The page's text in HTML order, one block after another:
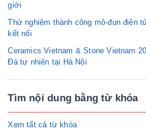
giới
Thử nghiệm thành công mô-đun điện
kết nối
Ceramics Vietnam & Stone Vietnam
Đá tự nhiên tại Hà Nội
Tìm nội dung bằng từ khóa
Xem tất cả từ khóa